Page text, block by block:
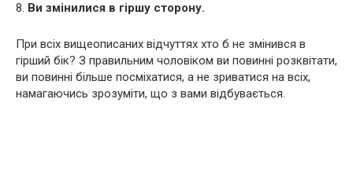
8. Ви змінилися в гіршу сторону.
При всіх вищеописаних відчуттях хто б не змінився в
гірший бік? З правильним чоловіком ви повинні розквітати,
ви повинні більше посміхатися, а не зриватися на всіх,
намагаючись зрозуміти, що з вами відбувається.